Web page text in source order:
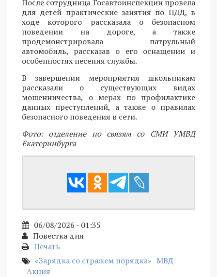
После сотрудница Госавтоинспекции провела
для детей практические занятия по ПДД, в
ходе которого рассказала о безопасном
поведении на дороге, а также
продемонстрировала патрульный
автомобиль, рассказав о его оснащении и
особенностях несения службы.
В завершении мероприятия школьникам
рассказали о существующих видах
мошенничества, о мерах по профилактике
данных преступлений, а также о правилах
безопасного поведения в сети.
Фото: отделение по связям со СМИ УМВД
Екатеринбурга
06/08/2026 - 01:35
Повестка дня
Печать
«Зарядка со стражем порядка» МВД
Акция